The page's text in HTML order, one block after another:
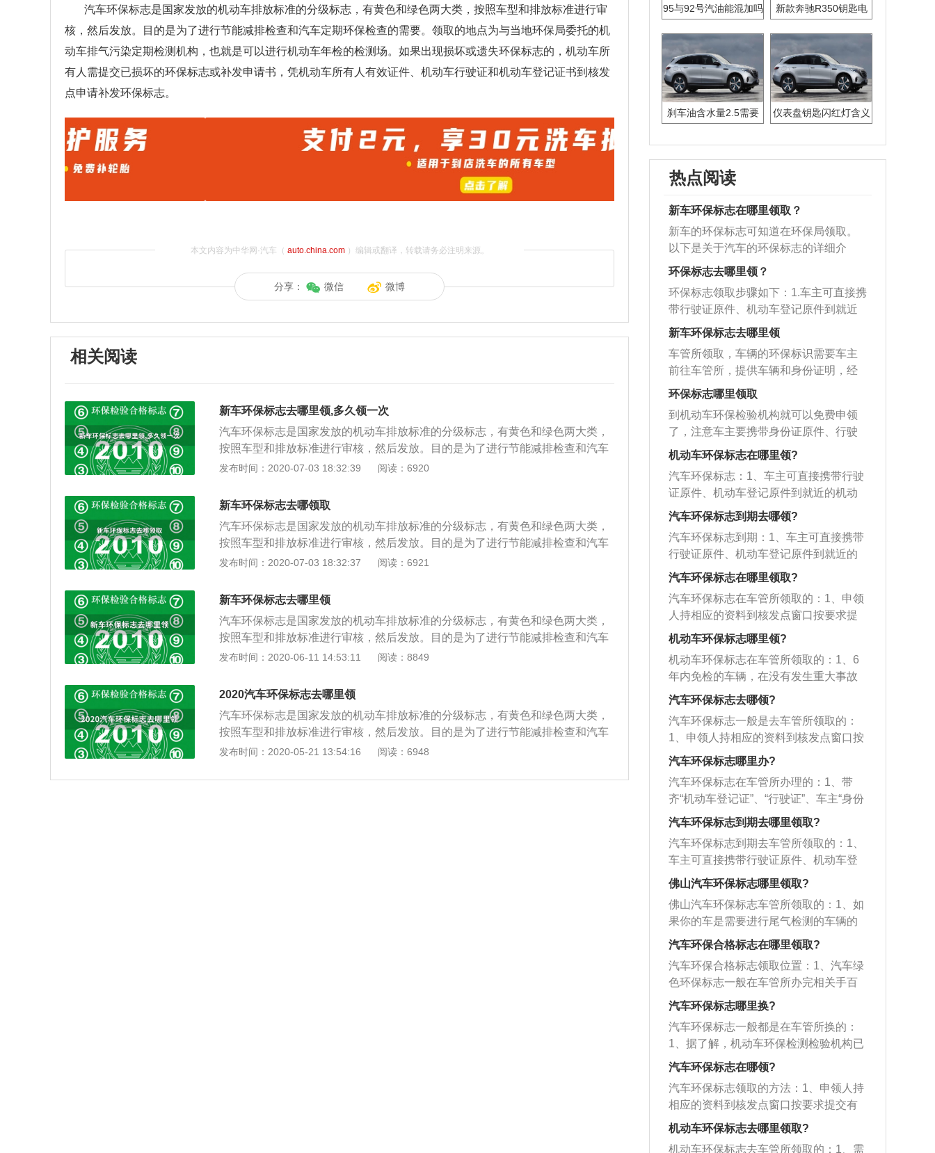
汽车环保标志是国家发放的机动车排放标准的分级标志，有黄色和绿色两大类，按照车型和排放标准进行审
核，然后发放。目的是为了进行节能减排检查和汽车定期环保检查的需要。领取的地点为与当地环保局委托的机
动车排气污染定期检测机构，也就是可以进行机动车年检的检测场。如果出现损坏或遗失环保标志的，机动车所
有人需提交已损坏的环保标志或补发申请书，凭机动车所有人有效证件、机动车行驶证和机动车登记证书到核发
点申请补发环保标志。
本文内容为中华网·汽车（ auto.china.com）编辑或翻译，转载请务必注明来源。
分享： 微信 微博
相关阅读
新车环保标志去哪里领,多久领一次
汽车环保标志是国家发放的机动车排放标准的分级标志，有黄色和绿色两大类，
按照车型和排放标准进行审核，然后发放。目的是为了进行节能减排检查和汽车
定期环保检查的需要。领取的地点为与当地环保局委托的机动车排气污染定期检
的，机动车所有人需提交已损坏的环保标志或补发申请书，凭机动车所有人有效
证件、机动车行驶证和机动车登记证书到核发点申请补发环保标志。
发布时间：2020-07-03 18:32:39 阅读：6920
新车环保标志去哪领取
汽车环保标志是国家发放的机动车排放标准的分级标志，有黄色和绿色两大类，
按照车型和排放标准进行审核，然后发放。目的是为了进行节能减排检查和汽车
定期环保检查的需要。领取的地点为与当地环保局委托的机动车排气污染定期检
的，机动车所有人需提交已损坏的环保标志或补发申请书，凭机动车所有人有效
证件、机动车行驶证和机动车登记证书到核发点申请补发环保标志。
发布时间：2020-07-03 18:32:37 阅读：6921
新车环保标志去哪里领
汽车环保标志是国家发放的机动车排放标准的分级标志，有黄色和绿色两大类，
按照车型和排放标准进行审核，然后发放。目的是为了进行节能减排检查和汽车
定期环保检查的需要。领取的地点为与当地环保局委托的机动车排气污染定期检
的，机动车所有人需提交已损坏的环保标志或补发申请书，凭机动车所有人有效
证件、机动车行驶证和机动车登记证书到核发点申请补发环保标志。
发布时间：2020-06-11 14:53:11 阅读：8849
2020汽车环保标志去哪里领
汽车环保标志是国家发放的机动车排放标准的分级标志，有黄色和绿色两大类，
按照车型和排放标准进行审核，然后发放。目的是为了进行节能减排检查和汽车
定期环保检查的需要。领取的地点为与当地环保局委托的机动车排气污染定期检
的，机动车所有人需提交已损坏的环保标志或补发申请书，凭机动车所有人有效
发布时间：2020-05-21 13:54:16 阅读：6948
95与92号汽油能混加吗
新款奔驰R350钥匙电
刹车油含水量2.5需要
仪表盘钥匙闪红灯含义
热点阅读
新车环保标志在哪里领取？
新车的环保标志可知道在环保局领取。
以下是关于汽车的环保标志的详细介
绍：概况：汽车环保标志是国家发放的
机动车排放标准的分级标志，有黄色和
绿色两大类。有关部门按照车型和排放
标准进行审核，审核通过后发放环保标
志。设立环保标志的目的是进行节能减
排检查和汽车定期环保检查的需要。发
放原则：汽油车：符合国家机动车第一
合国家机动车第一阶段排放标准或以上
排放标准的在用汽车核发黄色环保标
志。柴油车：符合国家机动车第三阶段
排放标准发放绿色环保标志。不符合国
家机动车第三阶段排放标准或以上排放
标准的在用汽车核发黄色环保标志。
环保标志去哪里领？
环保标志领取步骤如下：1.车主可直接携
带行驶证原件、机动车登记原件到就近
的机动车环保检验机构免费申领。具体
的程序为：申领人持相应的资料到核发
点窗口按要求提交有关资料，随后核发
人员审核合格，再由核发人员核发分类
标志并打印，再由核发人员填写核发登
记表，最后申领人领标并取回有效证件
原件即可。2.若是在用机动车，车主需驾
填写《机动车环保分类标志技术鉴别申
请审核表》（可在市环保局网站下载打
印），提交上述有效证件，车辆经技术
鉴定审核后领取环保分类标志。
新车环保标志去哪里领
车管所领取，车辆的环保标识需要车主
前往车管所，提供车辆和身份证明，经
过车管所审核验证后，申领车主填写好
登记表和相关资料后，满足条件即可发
放环保标志。车辆环保标志，是根据国
家排放标准进行发放的，符合国家排放
标准的发放绿色环保标识，不符合的发
放黄色标识。在车辆每一次进行年检的
时候，都会对车辆环保性进行检测，主
得环保标识后，车主需要将标识粘贴在
车上玻璃的右上角。需要注意的是车辆
环保标识是有有效期的，在有效期满之
前要进行申请更换，不能够延期。环保
标识体验了这辆汽车的排放水平和环保
情况，交通部门可以根据环保标识进行
差别化管理，对于只有黄色标识的车辆
进行限制和淘汰，能够很好的控制城市
内车辆的排放物，避免排放污染过高而
引起的环境压力。
环保标志哪里领取
到机动车环保检验机构就可以免费申领
了，注意车主要携带身份证原件、行驶
证原件和机动车登记原件。提交了资料
以后通过审核，核发人员登记完信息以
后就能够领取到环保标志。汽车的环保
标志有四大作用，第一是作为汽车排放
达标的凭证，若是不达标是不能合法上
路的。第二是确认汽车环保的检验周期
时间。第三是在限排限行的地区作为车
门对环保达标的管理。环保标志有黄色
标志和绿色标志两种，以绿色标优先，
部分地方是限制黄色标汽车通行的。该
措施是为了抑制汽车排放有害气体，从
而促使厂商注意产品技术上的提升，保
护地球生态环境。目前应用得最广泛的
是欧洲标准，这也是我国借鉴的汽车排
放标准，现2020年实施的是已经国六排
放标准，国六分为A、B两个级别，初步
通知在2023年7月1日开始实施。
机动车环保标志在哪里领?
汽车环保标志：1、车主可直接携带行驶
证原件、机动车登记原件到就近的机动
车环保检验机构免费申领，具体的程序
为：申领人持相应的资料到核发点窗口
按要求提交有关资料→核发人员审核合
格→核发人员核发分类标志并打印→核
发人员填写核发登记表→申领人领标并
取回有效证件原件；2、若是在用机动
车，车主需驾车并携带行驶证原件到检
志技术鉴别申请审核表》（可在市环保
局网站下载打印），提交上述有效证
件，车辆经技术鉴定审核后领取环保分
类标志；3、先由工作人员进行排放外观
检查，看是否符合上线（上环保检测
线）要求后，再上环保检测线由机器进
行自动检测，检测合格后再领取。
汽车环保标志到期去哪领?
汽车环保标志到期：1、车主可直接携带
行驶证原件、机动车登记原件到就近的
机动车环保检验机构免费申领，具体的
程序为：申领人持相应的资料到核发点
窗口按要求提交有关资料→核发人员审
核合格→核发人员核发分类标志并打印
→核发人员填写核发登记表→申领人领
标并取回有效证件原件；2、若是在用机
动车，车主需驾车并携带行驶证原件到
标志技术鉴别申请审核表》（可在市环
保局网站下载打印），提交上述有效证
件，车辆经技术鉴定审核后领取环保分
类标志；3、先由工作人员进行排放外观
检查，看是否符合上线（上环保检测
线）要求后，再上环保检测线由机器进
行自动检测，检测合格后再领取。
汽车环保标志在哪里领取?
汽车环保标志在车管所领取的：1、申领
人持相应的资料到核发点窗口按要求提
交有关资料→核发人员审核合格→核发
人员核发分类标志并打印→核发人员填
写核发登记表→申领人领标并取回有效
证件原件；2、对需要进行技术鉴定的车
辆，申领人填写《机动车环保分类标志
技术鉴别申请审核表》（可在市环保局
网站下载打印），提交上述有效证件，
志；3、办理里带齐相关资质资料，同时
将其展示在相对应的位置。
机动车环保标志哪里领?
机动车环保标志在车管所领取的：1、6
年内免检的车辆，在没有发生重大事故
的情况下，免上线检车。到检车时间
后，携带车辆行驶证、当年在有效期内
的交强险保单，到车管所办理；2、到车
管所后，到指定窗口（各车管所都设立
了专门办理免检车辆的窗口），把证件
交给工作人员。公司人员录入信息后，
就可以到下一窗口直接领取年审帖和环
收费的。免费发放；4、合理安排时间，
领取免检贴可以提前60天就去办理，超
期的要罚款200元，扣3分；5、领取前要
查询车辆是否有违法信息，要是有违法
信息的，先处理掉，否则不予办理。
汽车环保标志去哪领?
汽车环保标志一般是去车管所领取的：
1、申领人持相应的资料到核发点窗口按
要求提交有关资料→核发人员审核合格
→核发人员核发分类标志并打印→核发
人员填写核发登记表→申领人领标并取
回有效证件原件；2、对需要进行技术鉴
定的车辆，申领人填写《机动车环保分
类标志技术鉴别申请审核表》（可在市
环保局网站下载打印），提交上述有效
分类标志；3、机动车环保标志已经取消
了，不需要领了。新车不需要再粘贴环
抄保标志了，只需要粘贴年审标志和交
强险标志就可以了。
汽车环保标志哪里办?
汽车环保标志在车管所办理的：1、带
齐“机动车登记证”、“行驶证”、车主“身份
证”三证原件，到本市相关部门办理。若
车是公有的，则应带“机动车登记
证”、“行驶证”、“企业机构代码证”或“企
业营业执照”三证原件办理；2、如果“机
动车登记证”、“企业机构代码证”不能出
示原件，则应该将原件所有的页面复
印，并且盖上单位公章，当原件使用；
也不会收取复印件，办理时间只需3分钟
左右；4、对于2001年以前的机动车，基
本是没有“机动车登记证”的。所以该类车
辆需要办理机动车绿色环保标志之前，
应先到当地车管所\/机动车检测中心补
办；5、申领到黄标的机动车车主，可以
根据“绿标的标准”先自行判别，若能达到
该标准，可到当地具有技术鉴别资质的
办证部门进行鉴别。若鉴别成功，可换
成绿标（国I）。鉴别过程不需支付费
汽车环保标志到期去哪里领取?
汽车环保标志到期去车管所领取的：1、
车主可直接携带行驶证原件、机动车登
记原件到就近的机动车环保检验机构免
费申领具体的程序为：申领人持相应的
资料到核发点窗口按要求提交有关资料
→核发人员审核合格→核发人员核发分
类标志并打印→核发人员填写核发登记
表→申领人领标并取回有效证件原件；
2、若是在用机动车，车主需驾车并携带
动车环保分类标志技术鉴别申请审核
表》（可在市环保局网站下载打印），
提交上述有效证件，车辆经技术鉴定审
核后领取环保分类标志；3、先由工作人
员进行排放外观检查，看是否符合上线
（上环保检测线）要求后，再上环保检
测线由机器进行自动检测，检测合格后
再领取。
佛山汽车环保标志哪里领取?
佛山汽车环保标志车管所领取的：1、如
果你的车是需要进行尾气检测的车辆的
话，是需要先进行检测，检测合格后，
车管所会给你发放环保合格的标志如果
你的车是新车，无需检测，可直接到环
保局领取；2、汽车环保标志是国家发放
的机动车排放标准的分级标志，有黄色
和绿色两大类，按照车型和排放标准进
行审核，然后发放。目的是为了进行节
要；3、环保标识办理带齐“行驶证”、“机
动车登记证”、车主“身份证”三证原件，
到本市相关部门办理。若车是公有的，
则应带“行驶证”、“机动车登记证”、“企业
机构代码证”或“企业营业执照”三证原件
汽车环保合格标志在哪里领取?
汽车环保合格标志领取位置：1、汽车绿
色环保标志一般在车管所办完相关手百
续后，就可免费在车管所领取；2、有的
地方车辆注册后，车主可到机动车环保
检测站领取环保标识；3、如是旧机动车
则需携度带行车证，并需按规定支付检
测费，到机动车环保检车线上线检测尾
气，尾气排放达到标准的知，可获得绿
标。
汽车环保标志哪里换?
汽车环保标志一般都是在车管所换的：
1、据了解，机动车环保检测检验机构已
经在建设了，所以机动车环保标志到期
要去换证的，只用提交相关资料就可以
免费更换；2、免检核发期后，机动车环
保标志已到期要换证的车辆要怎么换
呢？记者访问了环境保护监测站相关负
责人；3、负责人介绍：机动车环保检测
汽车环保标志在哪领?
汽车环保标志领取的方法：1、申领人持
相应的资料到核发点窗口按要求提交有
关资料→核发人员审核合格→核发人员
核发分类标志并打印→核发人员填写核
机动车环保标志去哪里领取?
机动车环保标志去车管所领取的：1、需